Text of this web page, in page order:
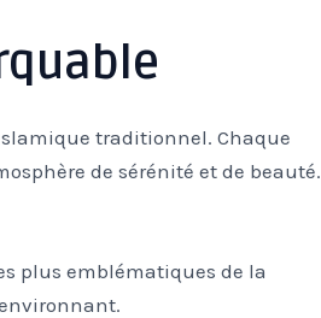
traditionnel. Chaque
de sérénité et de beauté.
plus emblématiques de la